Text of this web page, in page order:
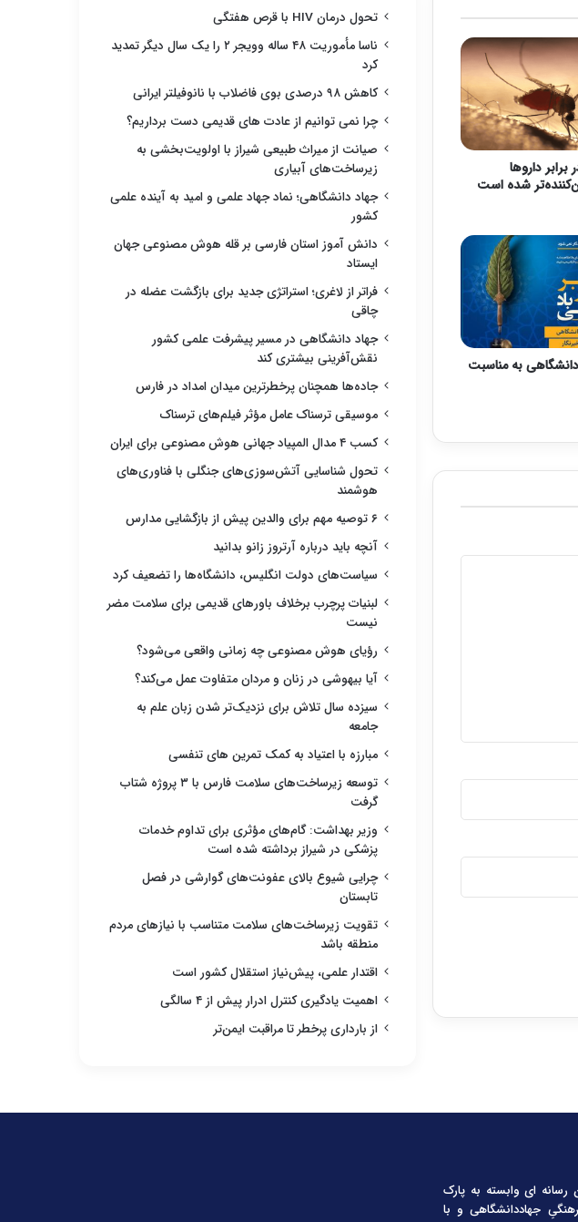
برابر داروها
شده است
به مناسبت
تحول درمان HIV با قرص هفتگی
ناسا مأموریت ۴۸ ساله وویجر ۲ را یک سال دیگر تمدید
کرد
کاهش ۹۸ درصدی بوی فاضلاب با نانوفیلتر ایرانی
چرا نمی توانیم از عادت های قدیمی دست برداریم؟
صیانت از میراث طبیعی شیراز با اولویت‌بخشی به
زیرساخت‌های آبیاری
جهاد دانشگاهی؛ نماد جهاد علمی و امید به آینده علمی
کشور
دانش آموز استان فارسی بر قله هوش مصنوعی جهان
ایستاد
فراتر از لاغری؛ استراتژی جدید برای بازگشت عضله در
چاقی
جهاد دانشگاهی در مسیر پیشرفت علمی کشور
نقش‌آفرینی بیشتری کند
جاده‌ها همچنان پرخطرترین میدان امداد در فارس
موسیقی ترسناک عامل مؤثر فیلم‌های ترسناک
کسب ۴ مدال المپیاد جهانی هوش مصنوعی برای ایران
تحول شناسایی آتش‌سوزی‌های جنگلی با فناوری‌های
هوشمند
۶ توصیه مهم برای والدین پیش از بازگشایی مدارس
آنچه باید درباره آرتروز زانو بدانید
سیاست‌های دولت انگلیس، دانشگاه‌ها را تضعیف کرد
لبنیات پرچرب برخلاف باورهای قدیمی برای سلامت مضر
نیست
رؤیای هوش مصنوعی چه زمانی واقعی می‌شود؟
آیا بیهوشی در زنان و مردان متفاوت عمل می‌کند؟
سیزده سال تلاش برای نزدیک‌تر شدن زبان علم به
جامعه
مبارزه با اعتیاد به کمک تمرین های تنفسی
توسعه زیرساخت‌های سلامت فارس با ۳ پروژه شتاب
گرفت
وزیر بهداشت: گام‌های مؤثری برای تداوم خدمات
پزشکی در شیراز برداشته شده است
چرایی شیوع بالای عفونت‌های گوارشی در فصل
تابستان
تقویت زیرساخت‌های سلامت متناسب با نیازهای مردم
منطقه باشد
اقتدار علمی، پیش‌نیاز استقلال کشور است
اهمیت یادگیری کنترل ادرار پیش از ۴ سالگی
از بارداری پرخطر تا مراقبت ایمن‌تر
رسانه ای وابسته به پارک
جهاددانشگاهی و با